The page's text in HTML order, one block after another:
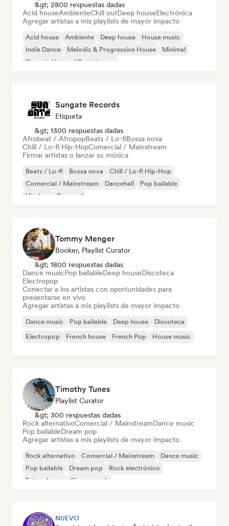
&gt; 2800 respuestas dadas
Acid houseAmbienteChill outDeep houseElectrónica
Agregar artistas a mis playlists de mayor impacto
Acid house Ambiente Deep house
House music
Indie Dance
Melodic & Progressive House
Minimal
Organic House / Downtempo
Sungate Records
Etiqueta
&gt; 1300 respuestas dadas
Afrobeat / AfropopBeats / Lo-fiBossa nova
Chill / Lo-fi Hip-HopComercial / Mainstream
Firmar artistas o lanzar su música
Beats / Lo-fi Bossa nova
Chill / Lo-fi Hip-Hop
Comercial / Mainstream
Dancehall
Pop bailable
Hip-hop
Pop soul
Tommy Menger
Booker, Playlist Curator
&gt; 1800 respuestas dadas
Dance musicPop bailableDeep houseDiscoteca
Electropop
Conectar a los artistas con oportunidades para
presentarse en vivo
Agregar artistas a mis playlists de mayor impacto
Dance music Pop bailable Deep house
Discoteca
Electropop
French house French Pop House music
Timothy Tunes
Playlist Curator
&gt; 300 respuestas dadas
Rock alternativoComercial / MainstreamDance music
Pop bailableDream pop
Agregar artistas a mis playlists de mayor impacto
Rock alternativo Comercial / Mainstream
Dance music
Pop bailable
Dream pop
Rock electrónico
Future house
Garage rock
NUEVO